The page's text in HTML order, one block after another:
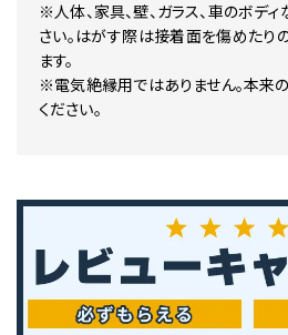
※人体、家具、壁、ガラス、車のボデ
さい。はがす際は接着面を傷めたり
ます。
※電気絶縁用ではありません。本来
ください。